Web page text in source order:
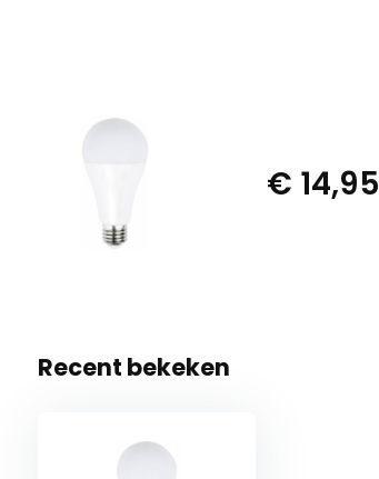
€ 14,95
Recent bekeken